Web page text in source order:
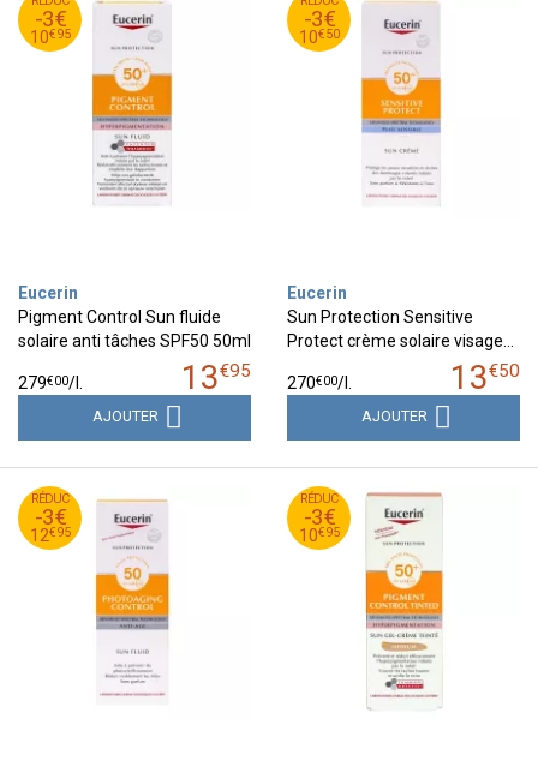
-3€
10€95
10
€
95
Eucerin
Pigment Control Sun fluide
solaire anti tâches SPF50 50ml
13€95
279€00/
AJOUTER
-3€
10€50
10
€
50
Eucerin
Sun Protection Sensitive
Protect crème solaire visage…
13€50
270€00/
AJOUTER
RÉDUC
-3€
12€95
15
€
95
12
€
95
RÉDUC
-3€
10€95
13
€
95
10
€
95